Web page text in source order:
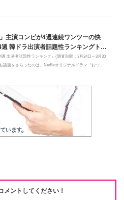
」主演コンビが4週連続ワンツーの快
韓ドラ出演者話題性ランキングトッ
週 出演者話題性ランキング』(調査期間：3月24日～3月30
話題をさらったのは、Netflixオリジナルドラマ『おつ...
メントしてください！